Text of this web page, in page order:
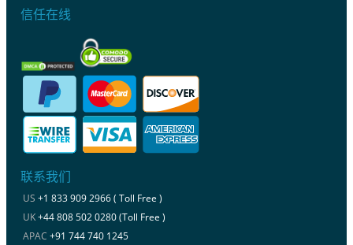
信任在线
联系我们
US +1 833 909 2966 ( Toll Free )
UK+44 808 502 0280 (Toll Free )
APAC +91 744 740 1245